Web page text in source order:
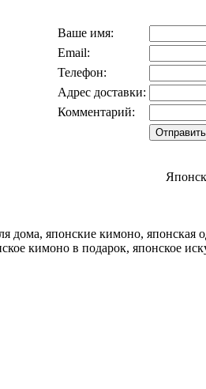
Ваше имя:
Email:
Телефон:
Адрес доставки:
Комментарий:
дома, японские кимоно,
кимоно в подарок, японское